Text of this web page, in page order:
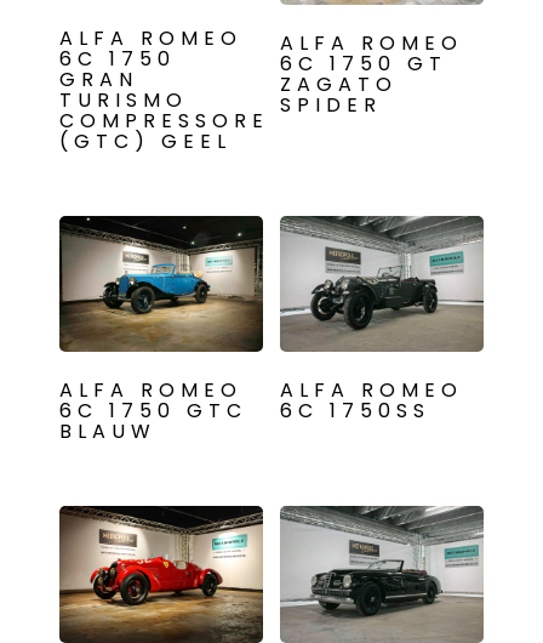
ALFA ROMEO
6C 1750
GRAN
TURISMO
COMPRESSORE
(GTC) GEEL
ALFA ROMEO
6C 1750 GT
ZAGATO
SPIDER
ALFA ROMEO
6C 1750 GTC
BLAUW
ALFA ROMEO
6C 1750SS